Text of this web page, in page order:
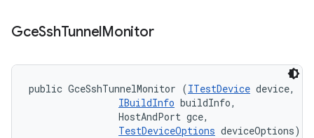
GceSshTunnelMonitor
public GceSshTunnelMonitor (ITestDevice device,
IBuildInfo buildInfo,
                HostAndPort gce,
TestDeviceOptions deviceOptions)